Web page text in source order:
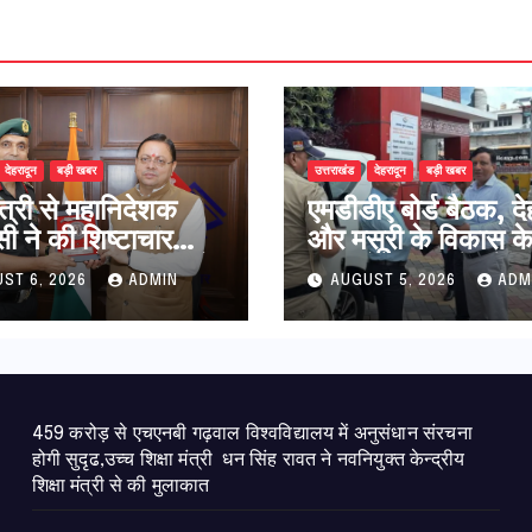
देहरादून बड़ी खबर
से महानिदेशक
ने की शिष्टाचार
में एनसीसी के
एवं आधुनिक
संरचना के विकास
6, 2026 ADMIN
उत्तराखंड देहरादून बड़ी खबर
एमडीडीए बोर्ड बैठक,
और मसूरी के विकास
25 बड़े प्रस्तावों को
हरी झंडी
AUGUST 5, 2026
459 करोड़ से एचएनबी गढ़वाल विश्वविद्यालय में अनुसंधान संरचना
होगी सुदृढ,उच्च शिक्षा मंत्री धन सिंह रावत ने नवनियुक्त केन्द्रीय
शिक्षा मंत्री से की मुलाकात